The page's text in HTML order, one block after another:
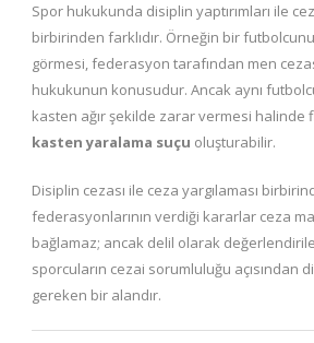
Spor hukukunda disiplin yaptırımları ile
birbirinden farklıdır. Örneğin bir
görmesi, federasyon tarafından men
hukukunun konusudur. Ancak aynı
kasten ağır şekilde zarar vermesi halinde
kasten yaralama suçu oluşturabilir.
Disiplin cezası ile ceza yargılaması
federasyonlarının verdiği kararlar ceza
bağlamaz; ancak delil olarak
sporcuların cezai sorumluluğu açısından
gereken bir alandır.